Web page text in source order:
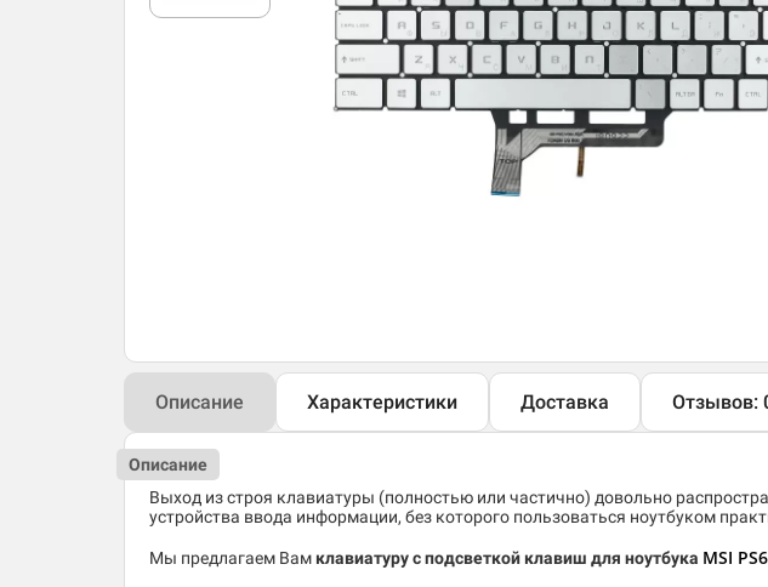
Описание Характеристики Доставка Отзывов:
Описание
Выход из строя клавиатуры (полностью или частично) довольно
устройства ввода информации, без которого пользоваться ноутбуком
Мы предлагаем Вам клавиатуру с подсветкой клавиш для ноутбука MSI